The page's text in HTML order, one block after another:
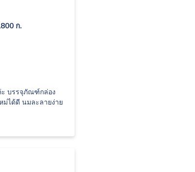
ก.
ะ บรรจุภัณฑ์กล่อง
ม่ได้ดี นมละลายง่าย